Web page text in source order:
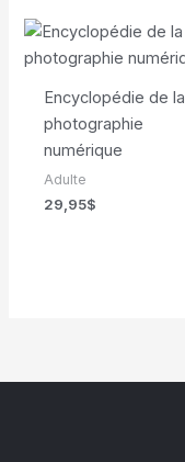
Encyclopédie de la
photographie
numérique
Adulte
29,95$